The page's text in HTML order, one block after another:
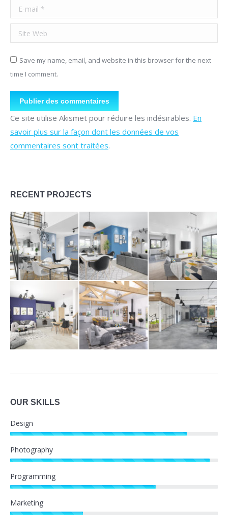
E-mail *
Site Web
Save my name, email, and website in this browser for the next
time I comment.
Publier des commentaires
Ce site utilise Akismet pour réduire les indésirables. En
savoir plus sur la façon dont les données de vos
commentaires sont traitées.
RECENT PROJECTS
OUR SKILLS
Design
Photography
Programming
Marketing